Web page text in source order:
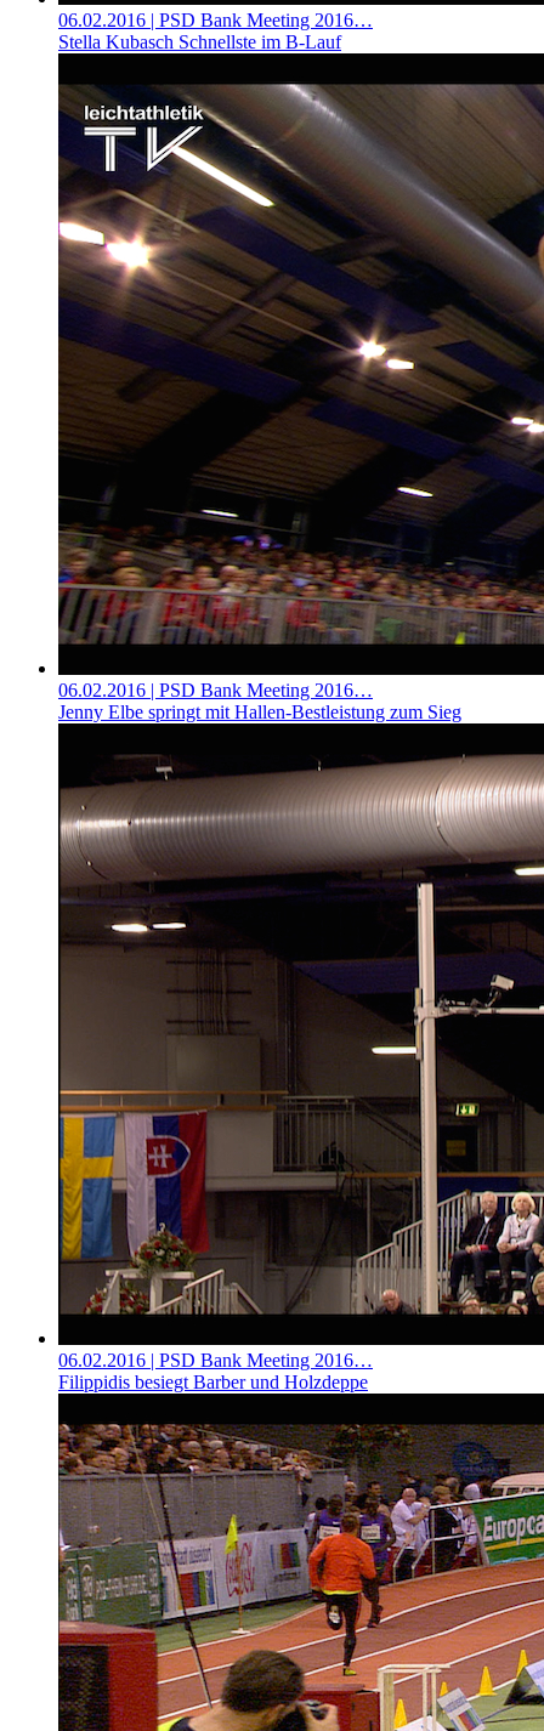
06.02.2016 | PSD Bank Meeting 2016…
Stella Kubasch Schnellste im B-Lauf
06.02.2016 | PSD Bank Meeting 2016…
Jenny Elbe springt mit Hallen-Bestleistung zum Sieg
06.02.2016 | PSD Bank Meeting 2016…
Filippidis besiegt Barber und Holzdeppe